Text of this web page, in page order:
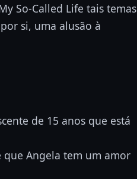
So-Called Life tais temas
si, uma alusão à
de 15 anos que está
que Angela tem um amor